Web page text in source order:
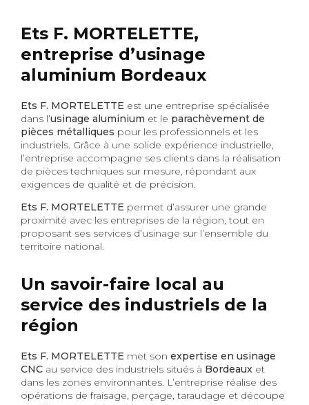
Ets F. MORTELETTE,
entreprise d’usinage
aluminium Bordeaux
Ets F. MORTELETTE est une entreprise spécialisée
dans l’usinage aluminium et le parachèvement de
pièces métalliques pour les professionnels et les
industriels. Grâce à une solide expérience industrielle,
l’entreprise accompagne ses clients dans la réalisation
de pièces techniques sur mesure, répondant aux
exigences de qualité et de précision.
Ets F. MORTELETTE permet d’assurer une grande
proximité avec les entreprises de la région, tout en
proposant ses services d’usinage sur l’ensemble du
territoire national.
Un savoir-faire local au
service des industriels de la
région
Ets F. MORTELETTE met son expertise en usinage
CNC au service des industriels situés à Bordeaux et
dans les zones environnantes. L’entreprise réalise des
opérations de fraisage, perçage, taraudage et découpe